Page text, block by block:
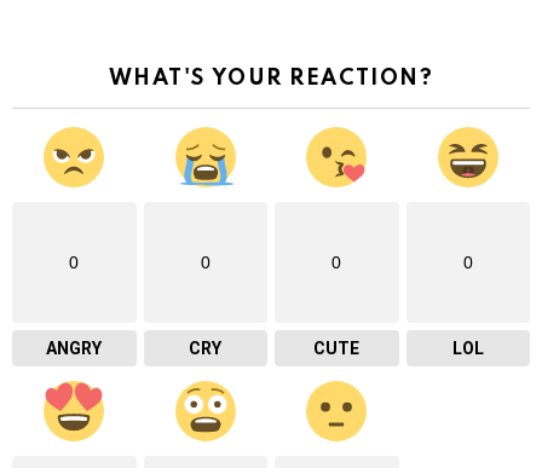
WHAT'S YOUR REACTION?
0
ANGRY
0
CRY
0
CUTE
0
LOL